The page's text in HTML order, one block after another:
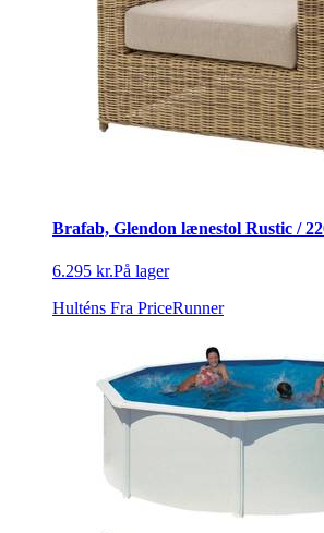
Brafab, Glendon lænestol Rustic /
6.295 kr.På lager
Hulténs Fra PriceRunner